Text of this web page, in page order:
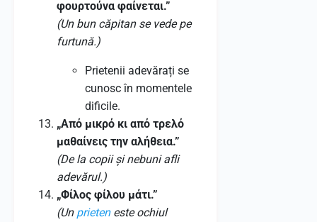
φουρτούνα φαίνεται.”
(Un bun căpitan se vede pe
furtună.)
Prietenii adevărați se
cunosc în momentele
dificile.
„Από μικρό κι από τρελό
μαθαίνεις την αλήθεια.”
(De la copii și nebuni afli
adevărul.)
„Φίλος φίλου μάτι.”
(Un prieteneste ochiul